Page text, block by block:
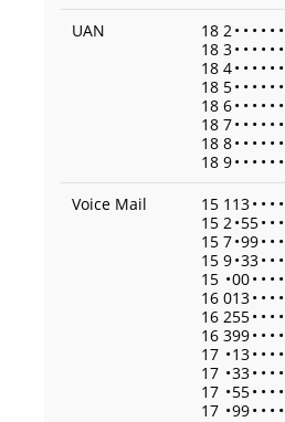
UAN
18 2• • • • • •
18 3• • • • • •
18 4• • • • • •
18 5• • • • • •
18 6• • • • • •
18 7• • • • • •
18 8• • • • • •
18 9• • • • • •
Voice Mail
15 113• • • •
15 2•55• • •
15 7•99• • •
15 9•33• • •
15 •00• • • •
16 013• • • •
16 255• • • •
16 399• • • •
17 •13• • • •
17 •33• • • •
17 •55• • • •
17 •99• • • •